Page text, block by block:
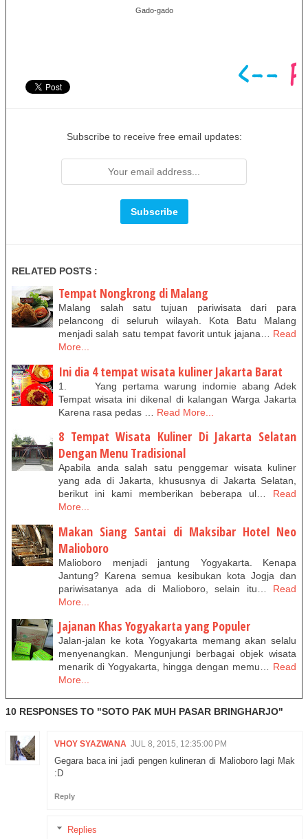
Gado-gado
Subscribe to receive free email updates:
RELATED POSTS :
Tempat Nongkrong di Malang
Malang salah satu tujuan pariwisata dari para
pelancong di seluruh wilayah. Kota Batu Malang
menjadi salah satu tempat favorit untuk jajana…
Read
More...
Ini dia 4 tempat wisata kuliner Jakarta Barat
1. Yang pertama warung indomie abang Adek
Tempat wisata ini dikenal di kalangan Warga Jakarta
Karena rasa pedas …
Read More...
8 Tempat Wisata Kuliner Di Jakarta Selatan
Dengan Menu Tradisional
Apabila anda salah satu penggemar wisata kuliner
yang ada di Jakarta, khususnya di Jakarta Selatan,
berikut ini kami memberikan beberapa ul…
Read
More...
Makan Siang Santai di Maksibar Hotel Neo
Malioboro
Malioboro menjadi jantung Yogyakarta. Kenapa
Jantung? Karena semua kesibukan kota Jogja dan
pariwisatanya ada di Malioboro, selain itu…
Read
More...
Jajanan Khas Yogyakarta yang Populer
Jalan-jalan ke kota Yogyakarta memang akan selalu
menyenangkan. Mengunjungi berbagai objek wisata
menarik di Yogyakarta, hingga dengan memu…
Read
More...
10 RESPONSES TO "SOTO PAK MUH PASAR BRINGHARJO"
VHOY SYAZWANA JUL 8, 2015, 12:35:00 PM
Gegara baca ini jadi pengen kulineran di Malioboro lagi Mak
:D
Reply
Replies